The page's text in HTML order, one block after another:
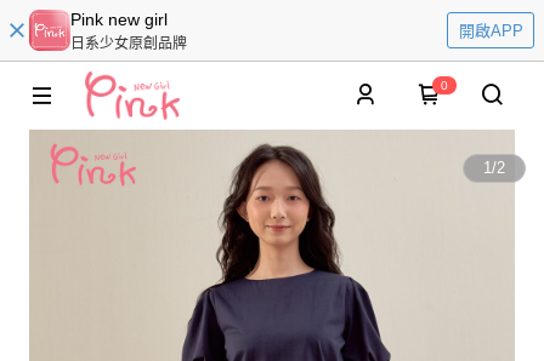
Pink new girl
日系少女原創品牌
開啟APP
0
1/2